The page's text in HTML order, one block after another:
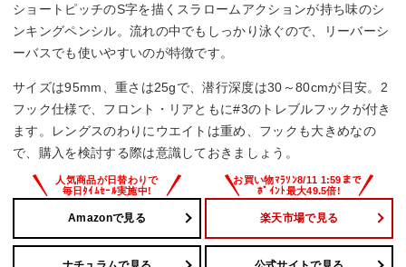
ショートピッチのS字を描くスラロームアクションが持ち味のシ
ンキングペンシル。流れの中でもしっかり泳ぐので、リーバーシ
ーバスでも使いやすいのが特徴です。
サイズは95mm、重さは25gで、潜行深度は30～80cmが目安。2
フック仕様で、フロント・リアともに#3のトレブルフックが付き
ます。レングスのわりにウエイトは重め、フックも大きめなの
で、購入を検討する際は意識しておきましょう。
Amazonで見る 楽天市場で見る